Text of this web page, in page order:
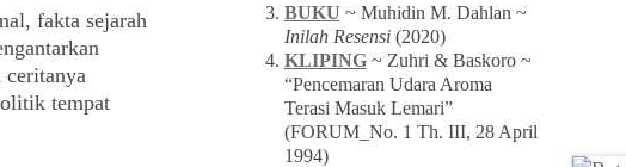
fakta sejarah
tempat
BUKU ~ Muhidin M. Dahlan ~
Inilah Resensi(2020)
KLIPING~ Zuhri & Baskoro ~
“Pencemaran Udara Aroma
Terasi Masuk Lemari”
(FORUM_No. 1 Th. III, 28 April
1994)